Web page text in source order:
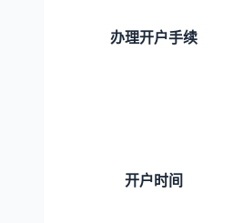
办理开户手续
开户时间